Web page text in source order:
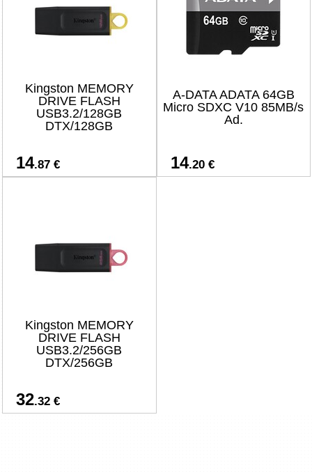
Kingston MEMORY
DRIVE FLASH
USB3.2/128GB
DTX/128GB
14.87 €
A-DATA ADATA 64GB
Micro SDXC V10 85MB/s
Ad.
14.20 €
Kingston MEMORY
DRIVE FLASH
USB3.2/256GB
DTX/256GB
32.32 €